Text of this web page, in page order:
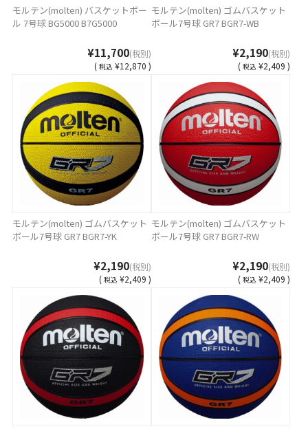
モルテン(molten) バスケットボー
ル 7号球 BG5000 B7G5000
¥11,700(税別)
( 税込 ¥12,870 )
モルテン(molten) ゴムバスケット
ボール7号球 GR7 BGR7-WB
¥2,190(税別)
( 税込 ¥2,409 )
モルテン(molten) ゴムバスケット
ボール7号球 GR7 BGR7-YK
¥2,190(税別)
( 税込 ¥2,409 )
モルテン(molten) ゴムバスケット
ボール7号球 GR7 BGR7-RW
¥2,190(税別)
( 税込 ¥2,409 )